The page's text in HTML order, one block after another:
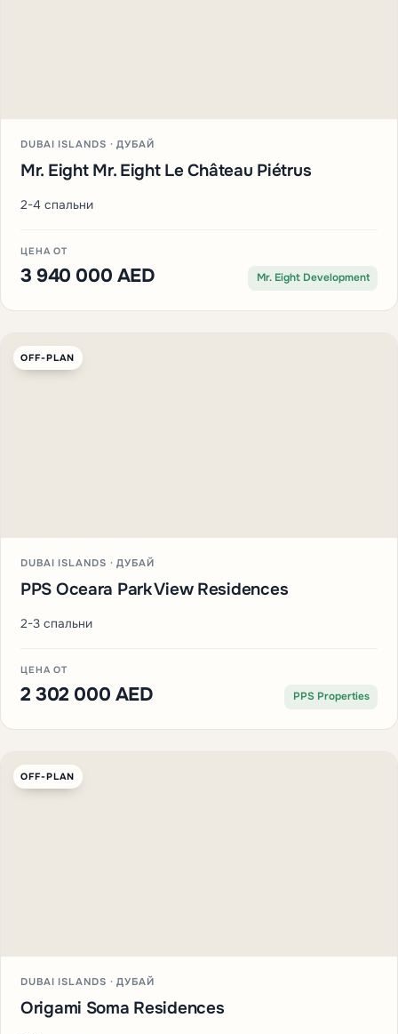
DUBAI ISLANDS · ДУБАЙ
Mr. Eight Mr. Eight Le Château Piétrus
2-4 спальни
ЦЕНА ОТ
3 940 000 AED Mr. Eight Development
OFF-PLAN
DUBAI ISLANDS · ДУБАЙ
PPS Oceara Park View Residences
2-3 спальни
ЦЕНА ОТ
2 302 000 AED PPS Properties
OFF-PLAN
DUBAI ISLANDS · ДУБАЙ
Origami Soma Residences